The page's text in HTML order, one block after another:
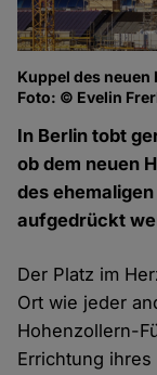
Kuppel des
Foto: © Evelin
In Berlin tobt
ob dem neuen
des
aufgedrückt
Der Platz im
Ort wie jeder
Hohenzollern-
Errichtung